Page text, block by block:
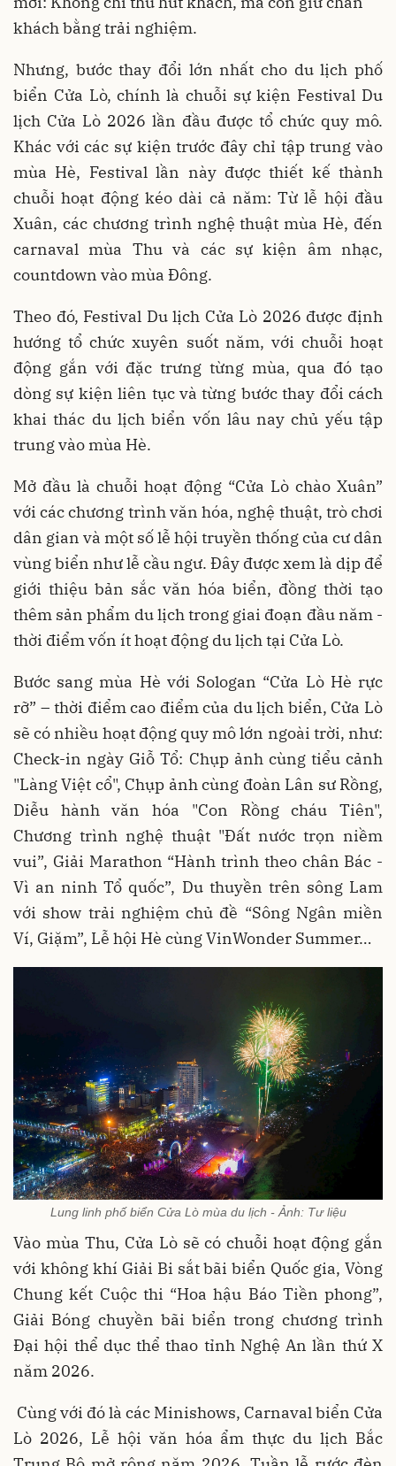
khách bằng trải nghiệm.
Nhưng, bước thay đổi lớn nhất cho du lịch phố
biển Cửa Lò, chính là chuỗi sự kiện Festival Du
lịch Cửa Lò 2026 lần đầu được tổ chức quy mô.
Khác với các sự kiện trước đây chỉ tập trung vào
mùa Hè, Festival lần này được thiết kế thành
chuỗi hoạt động kéo dài cả năm: Từ lễ hội đầu
Xuân, các chương trình nghệ thuật mùa Hè, đến
carnaval mùa Thu và các sự kiện âm nhạc,
countdown vào mùa Đông.
Theo đó, Festival Du lịch Cửa Lò 2026 được định
hướng tổ chức xuyên suốt năm, với chuỗi hoạt
động gắn với đặc trưng từng mùa, qua đó tạo
dòng sự kiện liên tục và từng bước thay đổi cách
khai thác du lịch biển vốn lâu nay chủ yếu tập
trung vào mùa Hè.
Mở đầu là chuỗi hoạt động “Cửa Lò chào Xuân”
với các chương trình văn hóa, nghệ thuật, trò chơi
dân gian và một số lễ hội truyền thống của cư dân
vùng biển như lễ cầu ngư. Đây được xem là dịp để
giới thiệu bản sắc văn hóa biển, đồng thời tạo
thêm sản phẩm du lịch trong giai đoạn đầu năm -
thời điểm vốn ít hoạt động du lịch tại Cửa Lò.
Bước sang mùa Hè với Sologan “Cửa Lò Hè rực
rỡ” – thời điểm cao điểm của du lịch biển, Cửa Lò
sẽ có nhiều hoạt động quy mô lớn ngoài trời, như:
Check-in ngày Giỗ Tổ: Chụp ảnh cùng tiểu cảnh
"Làng Việt cổ", Chụp ảnh cùng đoàn Lân sư Rồng,
Diễu hành văn hóa "Con Rồng cháu Tiên",
Chương trình nghệ thuật "Đất nước trọn niềm
vui”, Giải Marathon “Hành trình theo chân Bác -
Vì an ninh Tổ quốc”, Du thuyền trên sông Lam
với show trải nghiệm chủ đề “Sông Ngân miền
Ví, Giặm”, Lễ hội Hè cùng VinWonder Summer…
Lung linh phố biển Cửa Lò mùa du lịch - Ảnh: Tư liệu
Vào mùa Thu, Cửa Lò sẽ có chuỗi hoạt động gắn
với không khí Giải Bi sắt bãi biển Quốc gia, Vòng
Chung kết Cuộc thi “Hoa hậu Báo Tiền phong”,
Giải Bóng chuyền bãi biển trong chương trình
Đại hội thể dục thể thao tỉnh Nghệ An lần thứ X
năm 2026.
Cùng với đó là các Minishows, Carnaval biển Cửa
Lò 2026, Lễ hội văn hóa ẩm thực du lịch Bắc